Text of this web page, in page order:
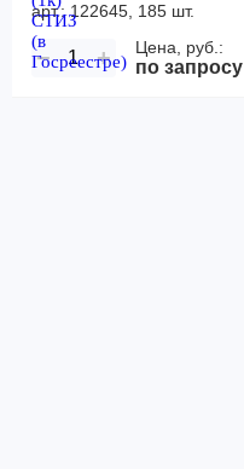
арт.: 122645, 185 шт.
− + Цена, руб.:
по запросу